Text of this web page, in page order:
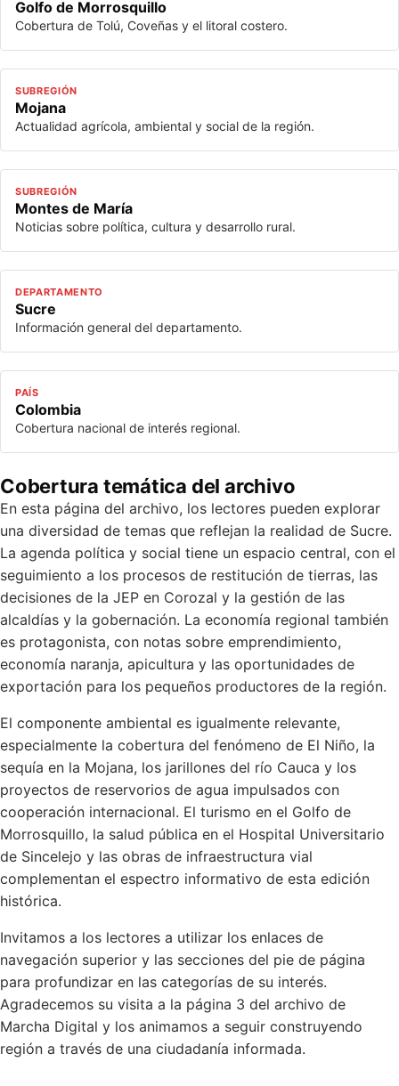
Golfo de Morrosquillo
Cobertura de Tolú, Coveñas y el litoral costero.
SUBREGIÓN
Mojana
Actualidad agrícola, ambiental y social de la región.
SUBREGIÓN
Montes de María
Noticias sobre política, cultura y desarrollo rural.
DEPARTAMENTO
Sucre
Información general del departamento.
PAÍS
Colombia
Cobertura nacional de interés regional.
Cobertura temática del archivo
En esta página del archivo, los lectores pueden explorar
una diversidad de temas que reflejan la realidad de Sucre.
La agenda política y social tiene un espacio central, con el
seguimiento a los procesos de restitución de tierras, las
decisiones de la JEP en Corozal y la gestión de las
alcaldías y la gobernación. La economía regional también
es protagonista, con notas sobre emprendimiento,
economía naranja, apicultura y las oportunidades de
exportación para los pequeños productores de la región.
El componente ambiental es igualmente relevante,
especialmente la cobertura del fenómeno de El Niño, la
sequía en la Mojana, los jarillones del río Cauca y los
proyectos de reservorios de agua impulsados con
cooperación internacional. El turismo en el Golfo de
Morrosquillo, la salud pública en el Hospital Universitario
de Sincelejo y las obras de infraestructura vial
complementan el espectro informativo de esta edición
histórica.
Invitamos a los lectores a utilizar los enlaces de
navegación superior y las secciones del pie de página
para profundizar en las categorías de su interés.
Agradecemos su visita a la página 3 del archivo de
Marcha Digital y los animamos a seguir construyendo
región a través de una ciudadanía informada.